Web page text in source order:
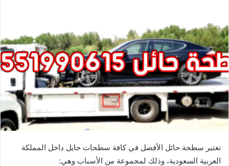
تعتبر سطحة حائل الأفضل في كافة سطحات حايل داخل المملكة
العربية السعودية، وذلك لمجموعة من الأسباب وهي: